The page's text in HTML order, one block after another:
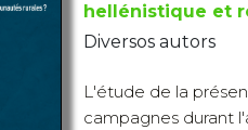
hellénistique et
Diversos autors
L'étude de la
campagnes durant